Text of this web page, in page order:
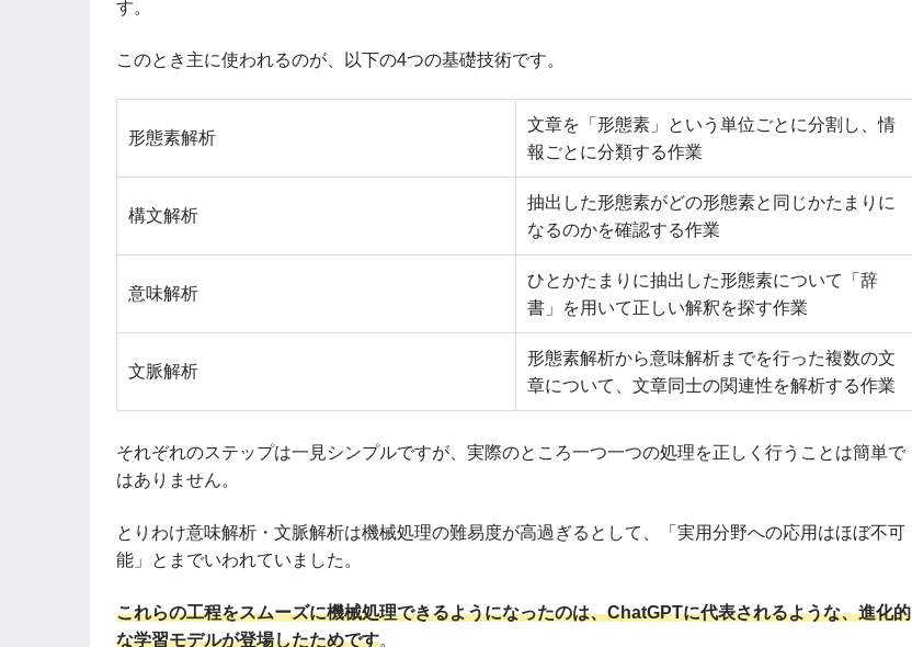
す。
このとき主に使われるのが、以下の4つの基礎技術です。
形態素解析
文章を「形態素」という単位ごとに分割し、情
報ごとに分類する作業
構文解析
抽出した形態素がどの形態素と同じかたまりに
なるのかを確認する作業
意味解析
ひとかたまりに抽出した形態素について「辞
書」を用いて正しい解釈を探す作業
文脈解析
形態素解析から意味解析までを行った複数の文
章について、文章同士の関連性を解析する作業
それぞれのステップは一見シンプルですが、実際のところ一つ一つの処理を正しく行うことは簡単で
はありません。
とりわけ意味解析・文脈解析は機械処理の難易度が高過ぎるとして、「実用分野への応用はほぼ不可
能」とまでいわれていました。
これらの工程をスムーズに機械処理できるようになったのは、ChatGPTに代表されるような、進化的
な学習モデルが登場したためです。